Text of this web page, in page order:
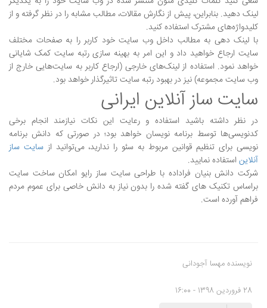
لینک دهید. بنابراین، پیش از نگارش مقالات، مطالب مشابه را در نظر گرفته و از
کلیدواژه‌های مشترک استفاده کنید.
با لینک دهی به مطالب داخل وب سایت خود کاربر را به صفحات مختلف
سایت ارجاع خواهید داد و این امر به بهینه سازی رتبه سایت کمک شایانی
خواهد نمود. استفاده از لینک‌های خارجی (ارجاع کاربر به سایت‌هایی خارج از
وب سایت مجموعه) نیز در بهبود رتبه سایت تاثیرگذار خواهد بود.
سایت ساز آنلاین ایرانی
در نظر داشته باشید استفاده و رعایت این نکات نیازمند انجام برخی
کدنویسی‌ها توسط برنامه نویسان خواهد بود؛ در صورتی که دانش برنامه
نویسی برای تنظیم قوانین مربوط به سئو را ندارید، می‌توانید ازسایت ساز
آنلایناستفاده نمایید.
شرکت دانش بنیان فراداده با طراحی سایت ساز رایو امکان ساخت سایت
براساس تکنیک های گفته شده را بدون نیاز به دانش خاصی برای عموم مردم
فراهم آورده است.
نویسنده مهسا آجودانی
28 فروردین 1398 - 16:00